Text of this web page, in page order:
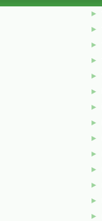
►
►
►
►
►
►
►
►
►
►
►
►
►
►